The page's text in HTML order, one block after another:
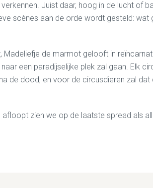
Juist daar, hoog in de lucht of
scènes aan de orde wordt gesteld: wat
Madeliefje de marmot gelooft in
een paradijselijke plek zal gaan. Elk
de dood, en voor de circusdieren zal dat
zien we op de laatste spread als